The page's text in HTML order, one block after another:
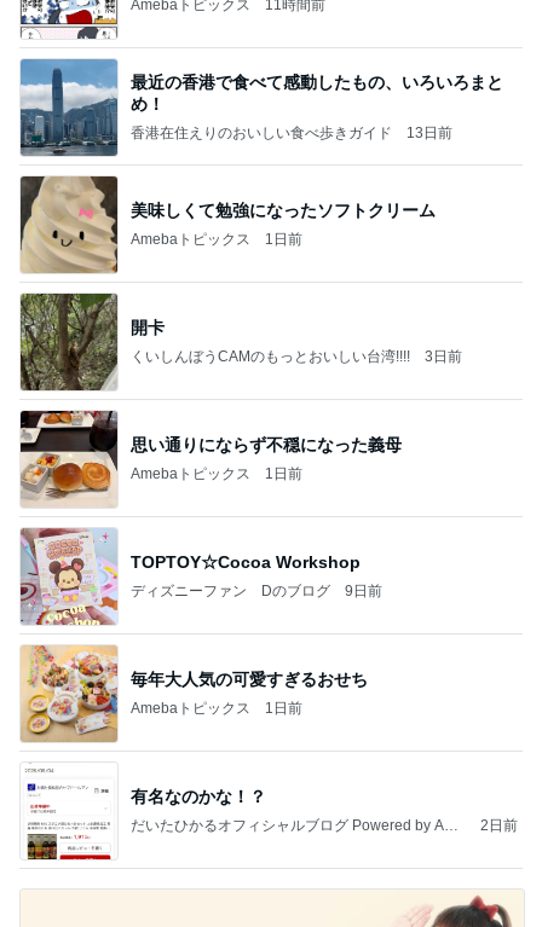
Amebaトピックス 11時間前
最近の香港で食べて感動したもの、いろいろまと
め！
香港在住えりのおいしい食べ歩きガイド 13日前
美味しくて勉強になったソフトクリーム
Amebaトピックス 1日前
開卡
くいしんぼうCAMのもっとおいしい台湾!!!! 3日前
思い通りにならず不穏になった義母
Amebaトピックス 1日前
TOPTOY☆Cocoa Workshop
ディズニーファン Dのブログ 9日前
毎年大人気の可愛すぎるおせち
Amebaトピックス 1日前
有名なのかな！？
だいたひかるオフィシャルブログ Powered by Ame
2日前